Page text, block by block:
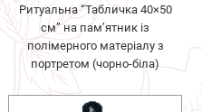
Ритуальна “Табличка 40×50
см” на пам’ятник із
полімерного матеріалу з
портретом (чорно-біла)